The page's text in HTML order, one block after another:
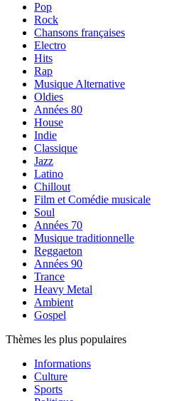
Pop
Rock
Chansons françaises
Electro
Hits
Rap
Musique Alternative
Oldies
Années 80
House
Indie
Classique
Jazz
Latino
Chillout
Film et Comédie musicale
Soul
Années 70
Musique traditionnelle
Reggaeton
Années 90
Trance
Heavy Metal
Ambient
Gospel
Thèmes les plus populaires
Informations
Culture
Sports